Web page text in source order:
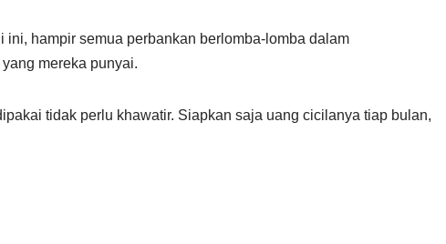
hampir semua perbankan berlomba-lomba dalam
mereka punyai.
tidak perlu khawatir. Siapkan saja uang cicilanya tiap bulan,